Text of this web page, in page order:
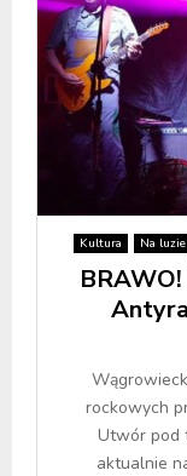
Kultura Na luzie
rockowych
Utwór pod
aktualnie